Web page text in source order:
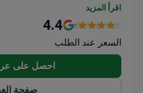
الفرعين.
المعدة وتنظير القولون. كما
لفحص الأمعاء الدقيقة. تغطي
اقرأ المزيد
4.4
السعر عند الطلب
احصل على
صفحة